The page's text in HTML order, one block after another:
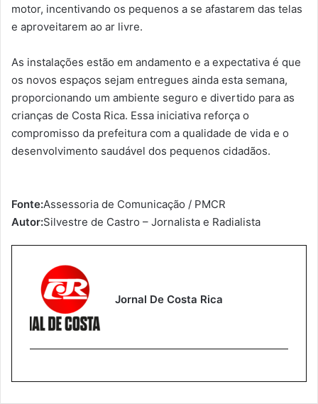
motor, incentivando os pequenos a se afastarem das telas
e aproveitarem ao ar livre.
As instalações estão em andamento e a expectativa é que
os novos espaços sejam entregues ainda esta semana,
proporcionando um ambiente seguro e divertido para as
crianças de Costa Rica. Essa iniciativa reforça o
compromisso da prefeitura com a qualidade de vida e o
desenvolvimento saudável dos pequenos cidadãos.
Fonte:Assessoria de Comunicação / PMCR
Autor:Silvestre de Castro – Jornalista e Radialista
Jornal De Costa Rica